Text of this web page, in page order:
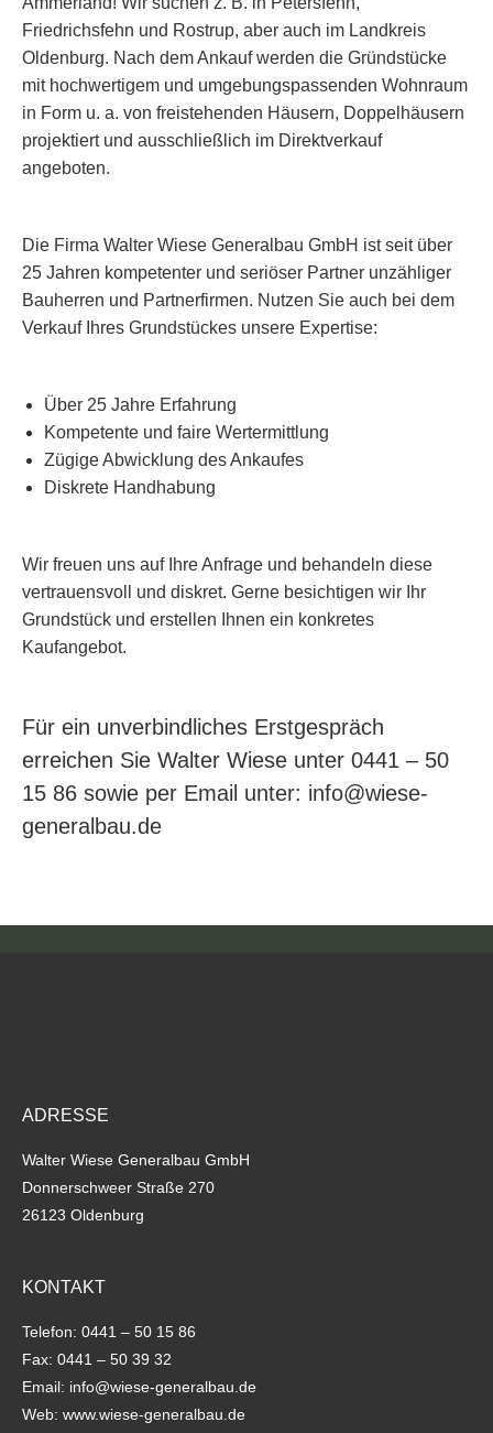
Friedrichsfehn und Rostrup, aber auch im Landkreis
Oldenburg. Nach dem Ankauf werden die Gründstücke
mit hochwertigem und umgebungspassenden Wohnraum
in Form u. a. von freistehenden Häusern, Doppelhäusern
projektiert und ausschließlich im Direktverkauf
angeboten.
Die Firma Walter Wiese Generalbau GmbH ist seit über
25 Jahren kompetenter und seriöser Partner unzähliger
Bauherren und Partnerfirmen. Nutzen Sie auch bei dem
Verkauf Ihres Grundstückes unsere Expertise:
Über 25 Jahre Erfahrung
Kompetente und faire Wertermittlung
Zügige Abwicklung des Ankaufes
Diskrete Handhabung
Wir freuen uns auf Ihre Anfrage und behandeln diese
vertrauensvoll und diskret. Gerne besichtigen wir Ihr
Grundstück und erstellen Ihnen ein konkretes
Kaufangebot.
Für ein unverbindliches Erstgespräch
erreichen Sie Walter Wiese unter 0441 – 50
15 86 sowie per Email unter: info@wiese-
generalbau.de
ADRESSE
Walter Wiese Generalbau GmbH
Donnerschweer Straße 270
26123 Oldenburg
KONTAKT
Telefon: 0441 – 50 15 86
Fax: 0441 – 50 39 32
Email: info@wiese-generalbau.de
Web: www.wiese-generalbau.de